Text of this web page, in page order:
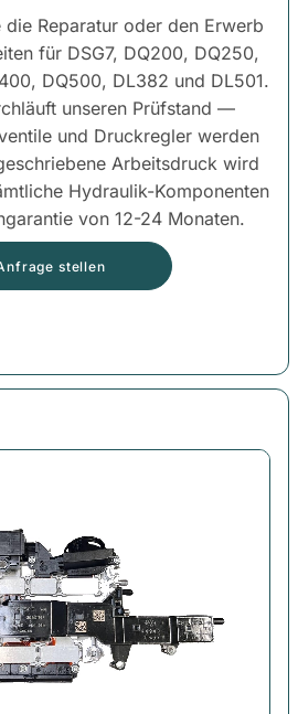
die Reparatur oder den Erwerb
für DSG7, DQ200, DQ250,
DQ500, DL382 und DL501.
unseren Prüfstand —
und Druckregler werden
Arbeitsdruck wird
Hydraulik-Komponenten
von 12-24 Monaten.
stellen